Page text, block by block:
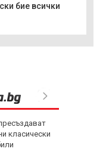
бие всички
класически